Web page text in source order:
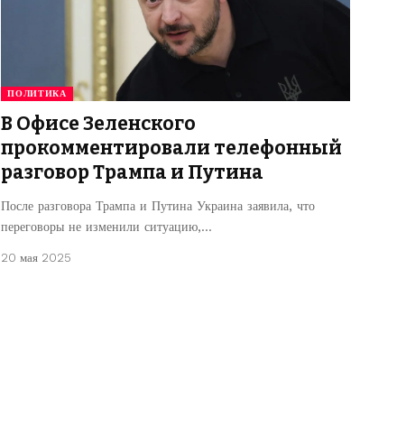
ПОЛИТИКА
В Офисе Зеленского
прокомментировали телефонный
разговор Трампа и Путина
После разговора Трампа и Путина Украина заявила, что
переговоры не изменили ситуацию,…
20 мая 2025